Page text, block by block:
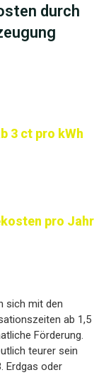
durch
3 ct pro kWh
pro Jahr
sich mit den
ab 1,5
Förderung.
teurer sein
Erdgas oder